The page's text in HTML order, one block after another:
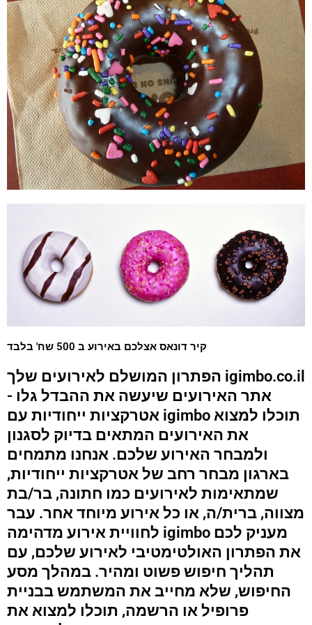
קיר דונאס אצלכם באירוע ב 500 שח' בלבד
הפתרון המושלם לאירועים שלך igimbo.co.il
- אתר האירועים שיעשה את ההבדל גלו
אטרקציות ייחודיות עם igimbo תוכלו למצוא
את האירועים המתאים בדיוק לסגנון
ולמבחר האירוע שלכם. אנחנו מתמחים
בארגון מבחר רחב של אטרקציות ייחודיות,
שמתאימות לאירועים כמו חתונה, בר/בת
מצווה, ברית/ה, או כל אירוע מיוחד אחר. עבר
לחוויית אירוע מדהימה igimbo מעניק לכם
את הפתרון האולטימטיבי לאירוע שלכם, עם
תהליך חיפוש פשוט ומהיר. במהלך מסע
החיפוש, שלא מחייב את המשתמש בבניית
פרופיל או הרשמה, תוכלו למצוא את